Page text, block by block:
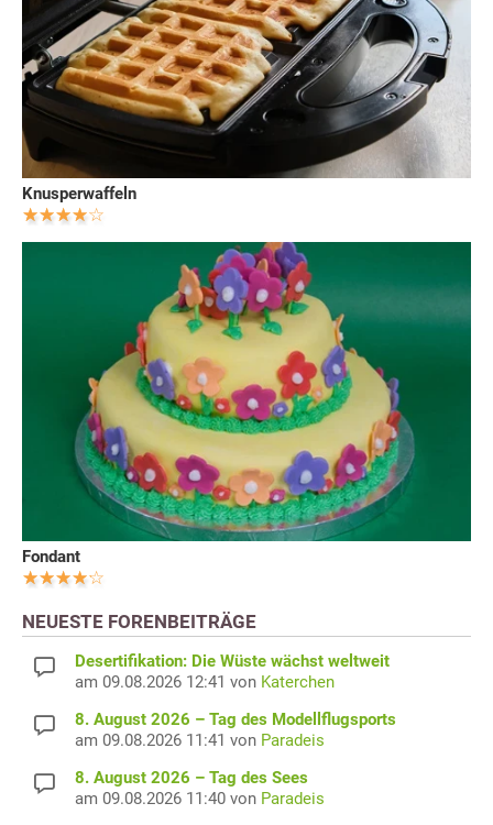
Knusperwaffeln
Fondant
NEUESTE FORENBEITRÄGE
Desertifikation: Die Wüste wächst weltweit
am 09.08.2026 12:41 von Katerchen
8. August 2026 – Tag des Modellflugsports
am 09.08.2026 11:41 von Paradeis
8. August 2026 – Tag des Sees
am 09.08.2026 11:40 von Paradeis